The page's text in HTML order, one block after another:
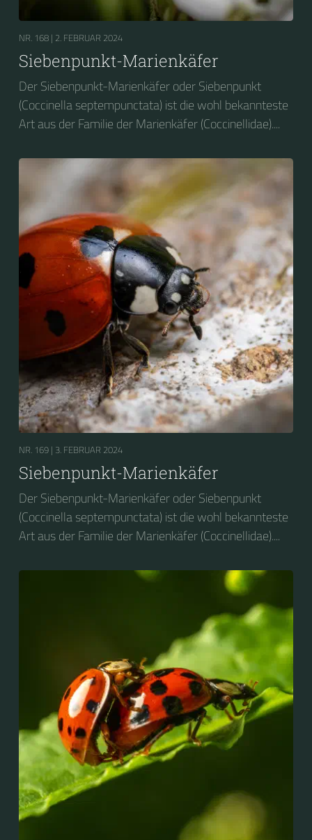
NR. 168 | 2. FEBRUAR 2024
Siebenpunkt-Marienkäfer
Der Siebenpunkt-Marienkäfer oder Siebenpunkt
(Coccinella septempunctata) ist die wohl bekannteste
Art aus der Familie der Marienkäfer (Coccinellidae)....
NR. 169 | 3. FEBRUAR 2024
Siebenpunkt-Marienkäfer
Der Siebenpunkt-Marienkäfer oder Siebenpunkt
(Coccinella septempunctata) ist die wohl bekannteste
Art aus der Familie der Marienkäfer (Coccinellidae)....